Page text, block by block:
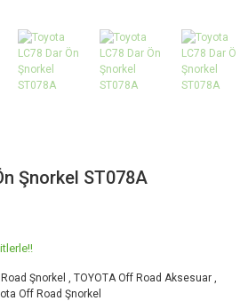
Şnorkel ST078A
Şnorkel ,TOYOTA Off Road Aksesuar
Off Road Şnorkel